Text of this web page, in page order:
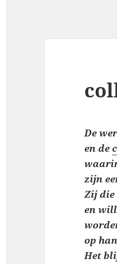
De
en de
zijn
Zij die
en
op
Het